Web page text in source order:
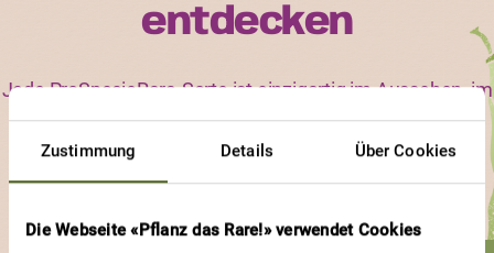
Zustimmung Details Über Cookies
Die Webseite «Pflanz das Rare!» verwendet Cookies
entdecken
Jede ProSpecieRara-Sorte ist einzigartig im Aussehen, im
Geschmack und in ihren Bedürfnissen. Erfahre, an
welchen Sorten und an welchen Eigenschaften andere